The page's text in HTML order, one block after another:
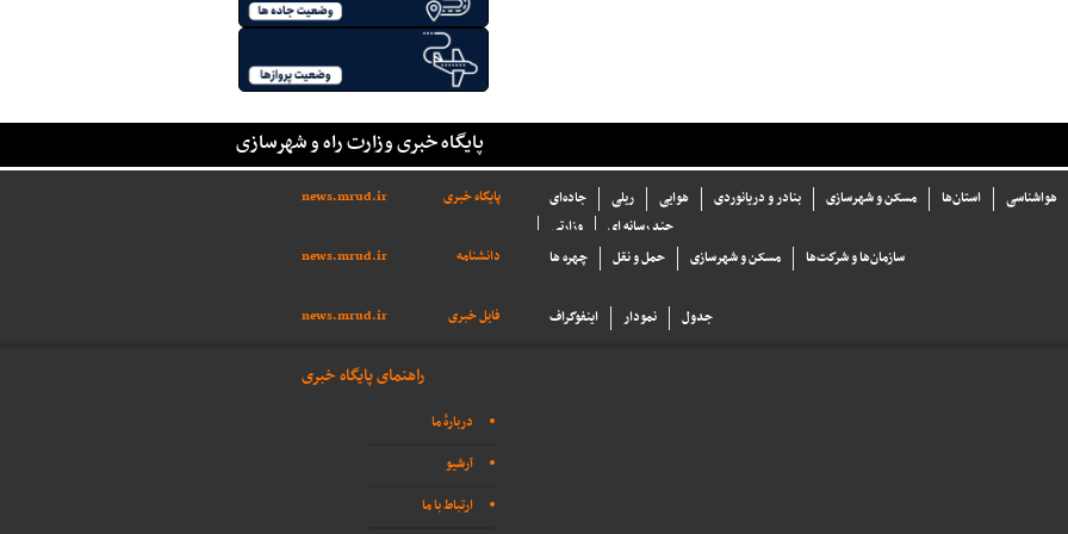
پایگاه خبری وزارت راه و شهرسازی
پایگاه خبری news.mrud.ir جاده‌ای ریلی هوایی بنادر و دریانوردی مسکن و شهرسازی استان‌ها
هواشناسی
وزارتی
چند رسانه ای
دانشنامه
news.mrud.ir چهره ها حمل و نقل مسکن و شهرسازی سازما‌ن‌ها و شركت‌ها
فایل خبری news.mrud.ir اینفوگراف نمودار جدول
راهنمای پایگاه خبری
دربارهٔ ما
آرشیو
ارتباط با ما